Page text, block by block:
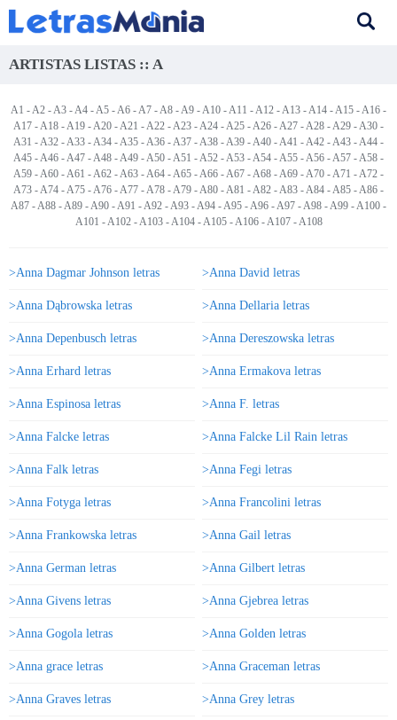
ARTISTAS LISTAS :: A
A1 -A2 -A3 -A4 -A5 -A6 -A7 -A8 -A9 -A10 -A11 -A12 -A13 -A14 -A15 -A16 -
A17 -A18 -A19 -A20 -A21 -A22 -A23 -A24 -A25 -A26 -A27 -A28 -A29 -A30 -
A31 -A32 -A33 -A34 -A35 -A36 -A37 -A38 -A39 -A40 -A41 -A42 -A43 -A44 -
A45 -A46 -A47 -A48 -A49 -A50 -A51 -A52 -A53 -A54 -A55 -A56 -A57 -A58 -
A59 -A60 -A61 -A62 -A63 -A64 -A65 -A66 -A67 -A68 -A69 -A70 -A71 -A72 -
A73 -A74 -A75 -A76 -A77 -A78 -A79 -A80 -A81 -A82 -A83 -A84 -A85 -A86 -
A87 -A88 -A89 -A90 -A91 -A92 -A93 -A94 -A95 -A96 -A97 -A98 -A99 -A100 -
A101 -A102-A103-A104-A105-A106-A107-A108
>Anna Dagmar Johnson letras >Anna David letras
>Anna Dąbrowska letras >Anna Dellaria letras
>Anna Depenbusch letras >Anna Dereszowska letras
>Anna Erhard letras >Anna Ermakova letras
>Anna Espinosa letras >Anna F. letras
>Anna Falcke letras >Anna Falcke Lil Rain letras
>Anna Falk letras >Anna Fegi letras
>Anna Fotyga letras >Anna Francolini letras
>Anna Frankowska letras >Anna Gail letras
>Anna German letras >Anna Gilbert letras
>Anna Givens letras >Anna Gjebrea letras
>Anna Gogola letras >Anna Golden letras
>Anna grace letras >Anna Graceman letras
>Anna Graves letras >Anna Grey letras